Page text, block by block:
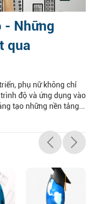
- Những
qua
phụ nữ không chỉ
độ và ứng dụng vào
tạo những nền tảng...